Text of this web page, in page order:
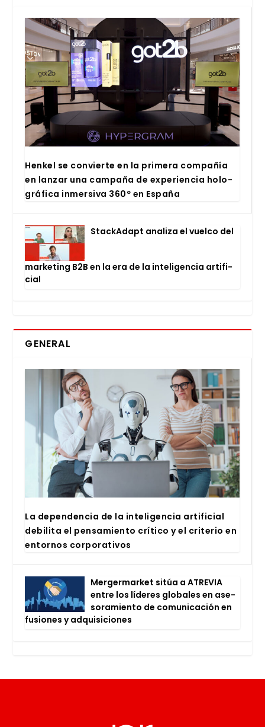
Hen­kel se con­vier­te en la pri­me­ra com­pa­ñía
en lan­zar una cam­pa­ña de expe­rien­cia holo­
grá­fi­ca inmer­si­va 360º en Espa­ña
Stac­kA­dapt ana­li­za el vuel­co del
mar­ke­ting B2B en la era de la inte­li­gen­cia arti­fi­
cial
GENERAL
La depen­den­cia de la inte­li­gen­cia arti­fi­cial
debi­li­ta el pen­sa­mien­to crí­ti­co y el cri­te­rio en
entor­nos cor­po­ra­ti­vos
Mer­ger­mar­ket sitúa a ATRE­VIA
entre los líde­res glo­ba­les en ase­
so­ra­mien­to de comu­ni­ca­ción en
fusio­nes y adqui­si­cio­nes